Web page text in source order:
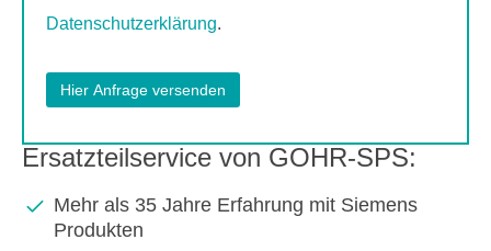
Datenschutzerklärung.
Ersatzteilservice von GOHR-SPS:
Mehr als 35 Jahre Erfahrung mit Siemens
Produkten